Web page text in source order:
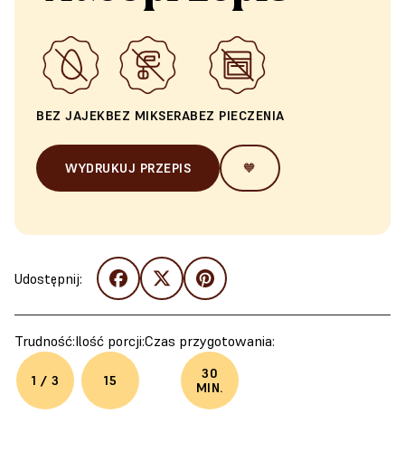
BEZ JAJEKBEZ MIKSERABEZ PIECZENIA
WYDRUKUJ PRZEPIS 🧡
Udostępnij:
Trudność:
1 / 3
Ilość porcji:
15
Czas przygotowania:
30
MIN.